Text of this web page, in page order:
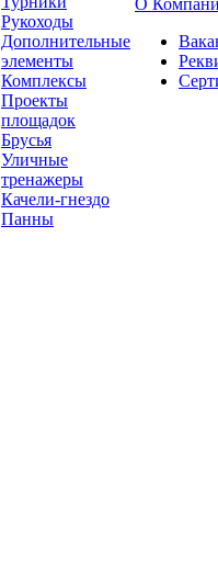
Рукоходы
Дополнительные
элементы
Комплексы
Проекты
площадок
Брусья
Уличные
тренажеры
Качели-гнездо
Панны
О